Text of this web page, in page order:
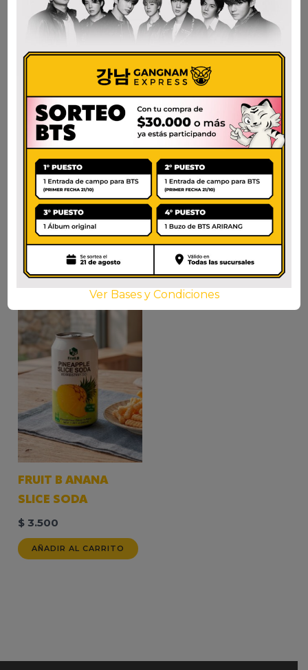
MILKIS UVA 250ml.
1.750
AÑADIR AL CARRITO
MILKIS DURAZNO
250ml.
$1.750
FRUIT B ANANA
SLICE SODA
$ 3.500
AÑADIR AL CARRITO
Ver Bases y Condiciones